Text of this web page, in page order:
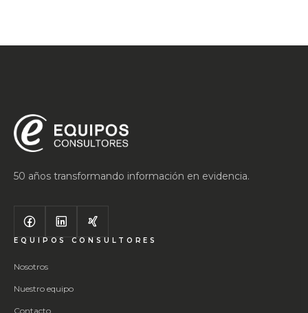
50 años transformando información en evidencia.
EQUIPOS CONSULTORES
Nosotros
Nuestro equipo
Contacto